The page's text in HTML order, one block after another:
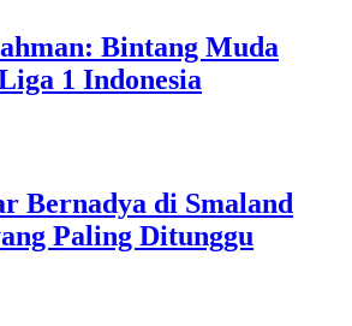
Bintang Muda
1 Indonesia
Bernadya di Smaland
Paling Ditunggu